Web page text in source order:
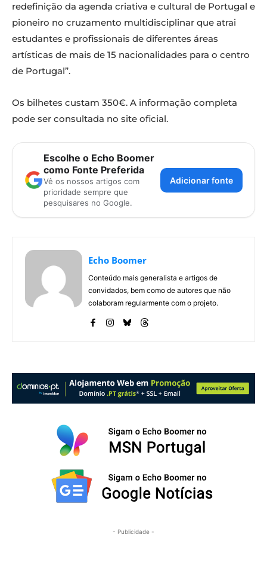
redefinição da agenda criativa e cultural de Portugal e
pioneiro no cruzamento multidisciplinar que atrai
estudantes e profissionais de diferentes áreas
artísticas de mais de 15 nacionalidades para o centro
de Portugal”.
Os bilhetes custam 350€. A informação completa
pode ser consultada no site oficial.
Escolhe o Echo Boomer
como Fonte Preferida
Vê os nossos artigos com
prioridade sempre que
pesquisares no Google.
Adicionar fonte
Echo Boomer
Conteúdo mais generalista e artigos de
convidados, bem como de autores que não
colaboram regularmente com o projeto.
- Publicidade -